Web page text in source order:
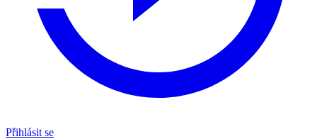
Přihlásit se